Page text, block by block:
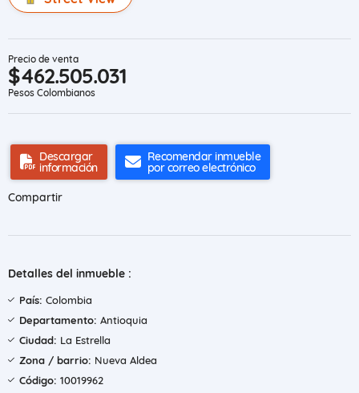
Precio de venta
$462.505.031
Pesos Colombianos
Descargar
información
Recomendar inmueble
por correo electrónico
Compartir
Detalles del inmueble :
País: Colombia
Departamento: Antioquia
Ciudad: La Estrella
Zona / barrio: Nueva Aldea
Código: 10019962